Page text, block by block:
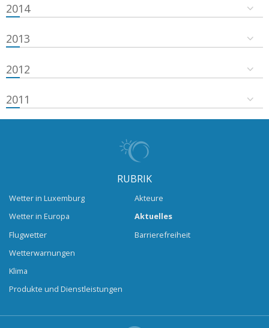
2014
2013
2012
2011
RUBRIK
Wetter in Luxemburg
Wetter in Europa
Flugwetter
Wetterwarnungen
Klima
Produkte und Dienstleistungen
Akteure
Aktuelles
Barrierefreiheit